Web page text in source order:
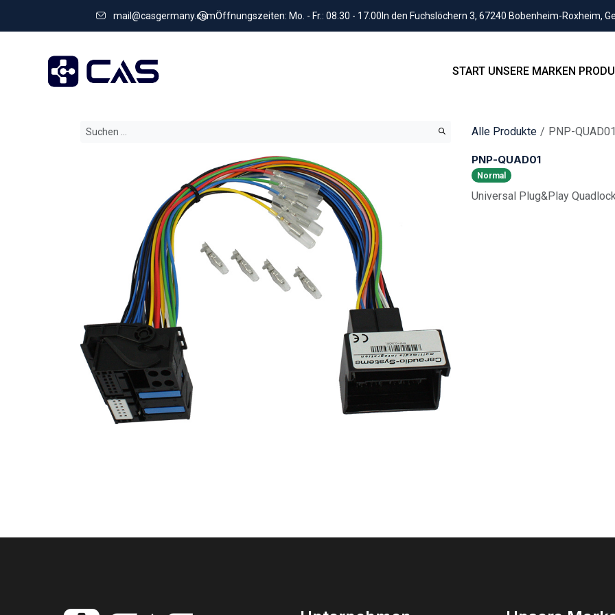
mail@casgermany.comÖffnungszeiten: Mo. - Fr.: 08.30 - 17.00 In den Fuchslöchern 3, 67240 Bobenheim-Roxheim,
START UNSERE MARKEN
Alle Produkte PNP-QUAD01
PNP-QUAD01
Normal
Universal Plug&Play